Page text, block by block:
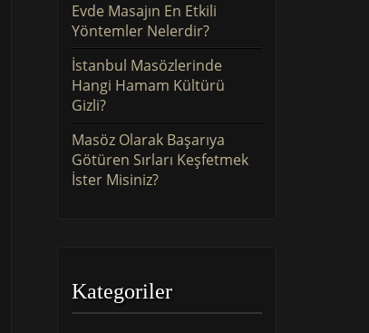
Evde Masajın En Etkili
Yöntemler Nelerdir?
İstanbul Masözlerinde
Hangi Hamam Kültürü
Gizli?
Masöz Olarak Başarıya
Götüren Sırları Keşfetmek
İster Misiniz?
Kategoriler